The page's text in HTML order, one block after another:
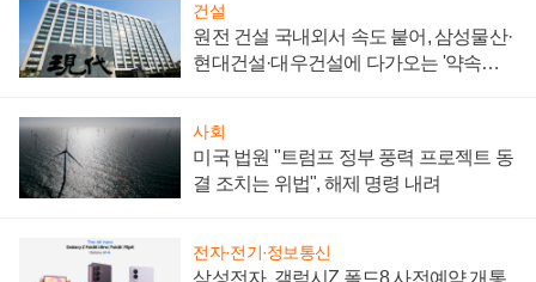
건설
원전 건설 국내외서 속도 붙어, 삼성물산·
현대건설·대우건설에 다가오는 '약속의
사회
미국 법원 "트럼프 정부 풍력 프로젝트 동
결 조치는 위법", 해제 명령 내려
전자·전기·정보통신
삼성전자, 갤럭시Z 폴드8 사전예약 개통